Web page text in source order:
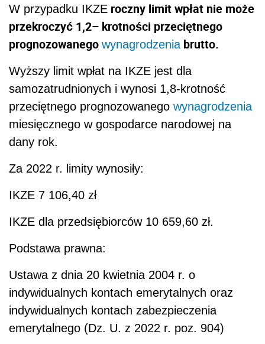
W przypadku IKZE roczny limit wpłat nie może
przekroczyć 1,2– krotności przeciętnego
prognozowanego wynagrodzeniabrutto.
Wyższy limit wpłat na IKZE jest dla
samozatrudnionych i wynosi 1,8-krotność
przeciętnego prognozowanego wynagrodzenia
miesięcznego w gospodarce narodowej na
dany rok.
Za 2022 r. limity wynosiły:
IKZE 7 106,40 zł
IKZE dla przedsiębiorców 10 659,60 zł.
Podstawa prawna:
Ustawa z dnia 20 kwietnia 2004 r. o
indywidualnych kontach emerytalnych oraz
indywidualnych kontach zabezpieczenia
emerytalnego (Dz. U. z 2022 r. poz. 904)